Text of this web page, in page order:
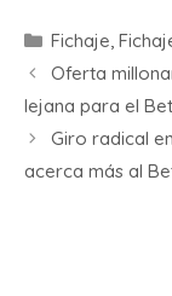
Fichaje
Oferta
lejana para el
Giro radical
acerca más al